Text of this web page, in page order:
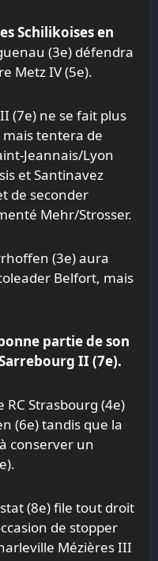
Schilikoises en
(3e) défendra
Metz IV (5e).
(7e) ne se fait plus
mais tentera de
Jeannais/Lyon
et Santinavez
de seconder
Mehr/Strosser.
(3e) aura
Belfort, mais
partie de son
II (7e).
RC Strasbourg (4e)
(6e) tandis que la
conserver un
(8e) file tout droit
de stopper
Mézières III